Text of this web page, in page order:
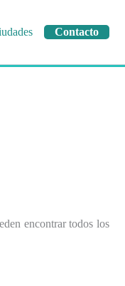
Contacto
encontrar todos los